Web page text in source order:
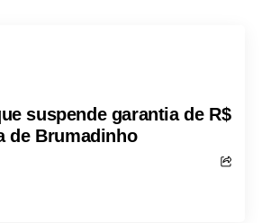
suspende garantia de R$
de Brumadinho